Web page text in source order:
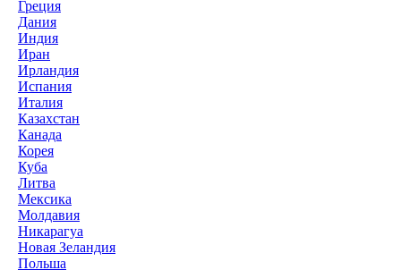
Греция
Дания
Индия
Иран
Ирландия
Испания
Италия
Казахстан
Канада
Корея
Куба
Литва
Мексика
Молдавия
Никарагуа
Новая Зеландия
Польша